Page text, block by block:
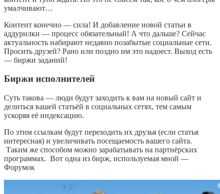
умалчивают…
Контент конечно — сила! И добавление новой статьи в
аддурилки — процесс обязательный! А что дальше? Сейчас
актуальность набирают недавно позабытые социальные сети.
Просить друзей? Рано или поздно им это надоест. Выход есть
— биржи заданий!
Биржи исполнителей
Суть такова — люди будут заходить к вам на новый сайт и
делиться вашей статьёй в социальных сетях, тем самым
ускоряя её индексацию.
По этим ссылкам будут переходить их друзья (если статья
интересная) и увеличивать посещаемость вашего сайта.
Таким же способом можно зарабатывать на партнёрских
программах. Вот одна из бирж, используемая мной —
Форумок